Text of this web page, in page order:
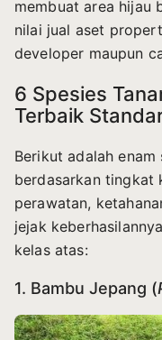
membuat area hijau
nilai jual aset
developer maupun
6 Spesies
Terbaik
Berikut adalah
berdasarkan tingkat
perawatan,
jejak
kelas atas:
1. Bambu Jepang (